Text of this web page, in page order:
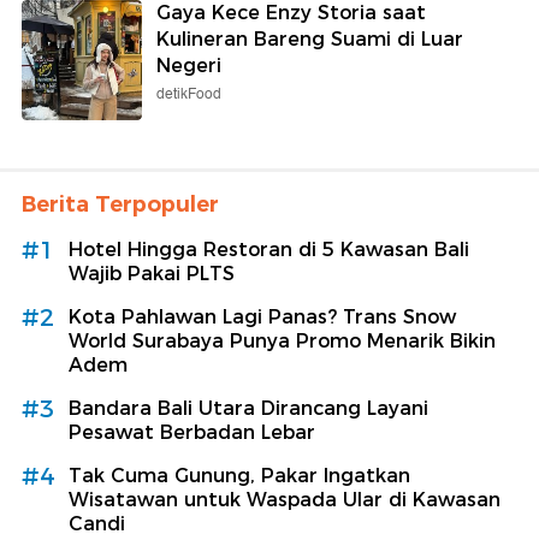
Gaya Kece Enzy Storia saat
Kulineran Bareng Suami di Luar
Negeri
detikFood
Berita Terpopuler
#1
Hotel Hingga Restoran di 5 Kawasan Bali
Wajib Pakai PLTS
#2
Kota Pahlawan Lagi Panas? Trans Snow
World Surabaya Punya Promo Menarik Bikin
Adem
#3
Bandara Bali Utara Dirancang Layani
Pesawat Berbadan Lebar
#4
Tak Cuma Gunung, Pakar Ingatkan
Wisatawan untuk Waspada Ular di Kawasan
Candi